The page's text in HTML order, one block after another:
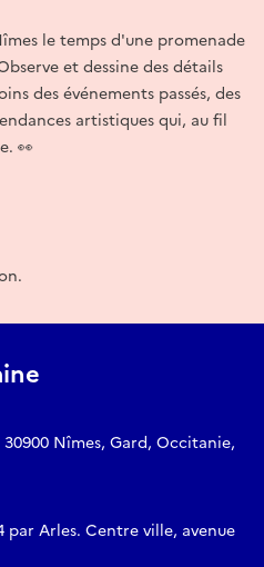
le temps d'une promenade
et dessine des détails
des événements passés, des
artistiques qui, au fil
👀
Nîmes, Gard, Occitanie,
Arles. Centre ville, avenue